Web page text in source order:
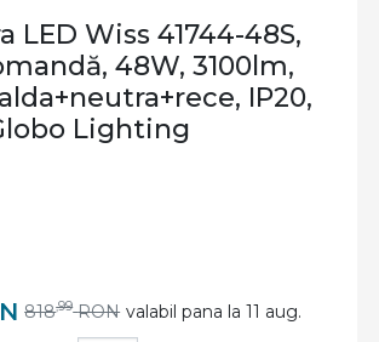
LED Wiss 41744-48S,
48W, 3100lm,
IP20,
Lighting
818,99 RON valabil pana la 11 aug.